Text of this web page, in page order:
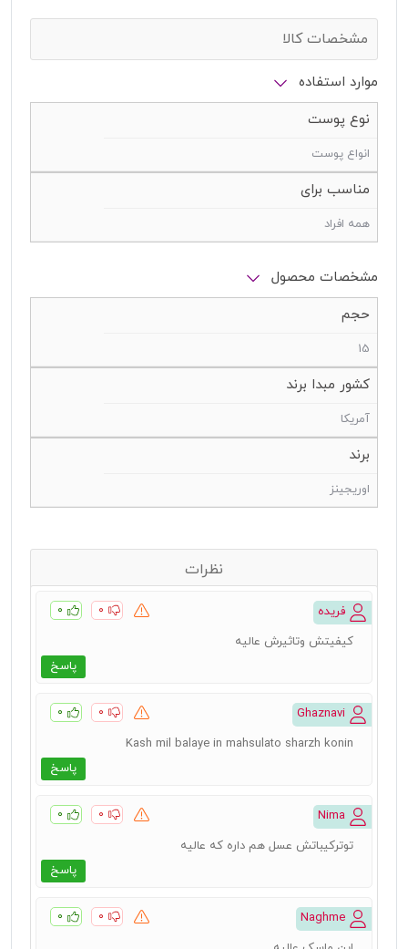
مشخصات کالا
موارد استفاده
نوع پوست
انواع پوست
مناسب برای
همه افراد
مشخصات محصول
حجم
15
کشور مبدا برند
آمریکا
برند
اوریجینز
نظرات
فریده ۰ ۰
پاسخ
کیفیتش وتاثیرش عالیه
۰ ۰
پاسخ
Kash mil balaye in mahsulato sharzh konin
۰ ۰
پاسخ
تو‌ترکیباتش عسل هم داره که عالیه
۰ ۰